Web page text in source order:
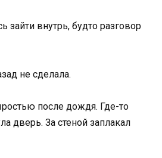
зайти внутрь, будто разговор
не сделала.
после дождя. Где-то
дверь. За стеной заплакал